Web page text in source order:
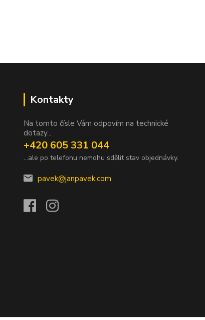
Kontakty
Na tomto čísle Vám odpovím na technické
dotazy...
+420 605 331 044
...ale po telefonu nemohu sdělit stav objednávky.
pavek@janpavek.com